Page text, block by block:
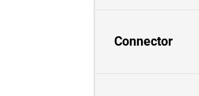
Connector